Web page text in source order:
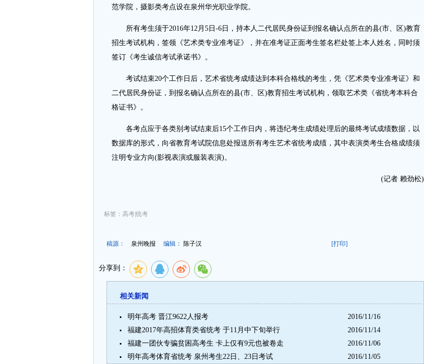
范学院，摄影类考点设在泉州华光职业学院。
所有考生须于2016年12月5日-6日，持本人二代居民身份证到报名确认点所在的县(市、区)教育
招生考试机构，签领《艺术类专业准考证》，并在准考证正面考生签名栏处签上本人姓名，同时须
签订《考生诚信考试承诺书》。
考试结束20个工作日后，艺术省统考成绩达到本科合格线的考生，凭《艺术类专业准考证》和
二代居民身份证，到报名确认点所在的县(市、区)教育招生考试机构，领取艺术类《省统考本科合
格证书》。
各考点应于各类别考试结束后15个工作日内，将违纪考生成绩处理后的最终考试成绩数据，以
数据库的形式，向省教育考试院信息处报送所有考生艺术省统考成绩，其中表演类考生合格成绩须
注明专业方向(影视表演或服装表演)。
(记者 赖劲松)
标签：高考|统考
稿源： 泉州晚报 编辑： 陈子汉 [打印]
分享到：
相关新闻
明年高考 晋江9622人报考
2016/11/16
福建2017年高招体育类省统考 于11月中下旬举行
2016/11/14
福建一团伙专骗贫困高考生 卡上仅有9元也被卷走
2016/11/06
明年高考体育省统考 泉州考生22日、23日考试
2016/11/05